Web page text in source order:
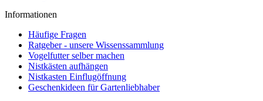
Informationen
Häufige Fragen
Ratgeber - unsere Wissenssammlung
Vogelfutter selber machen
Nistkästen aufhängen
Nistkasten Einflugöffnung
Geschenkideen für Gartenliebhaber